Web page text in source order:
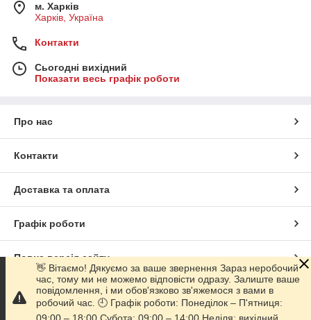
м. Харків
Харків, Україна
Контакти
Сьогодні вихідний
Показати весь графік роботи
Про нас
Контакти
Доставка та оплата
Графік роботи
Повна версія сайту
Сайт створено на маркетплейсіProm.ua
👋 Вітаємо! Дякуємо за ваше звернення Зараз неробочий
час, тому ми не можемо відповісти одразу. Залиште ваше
повідомлення, і ми обов'язково зв'яжемося з вами в
робочий час. 🕘 Графік роботи: Понеділок – П'ятниця: